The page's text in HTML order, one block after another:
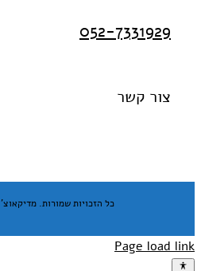
052-7331929
צור קשר
כל הזכויות שמורות. מדיקאוצ' medicoach 2017
Page load link